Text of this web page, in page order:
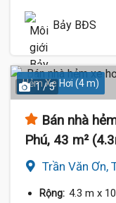
Bảy BĐS
Hẻm Xe Hơi (4 m)
1 / 5
Bán nhà
Phú, 43 m²
Trần Văn Ơn,
Rộng: 4.3 m x